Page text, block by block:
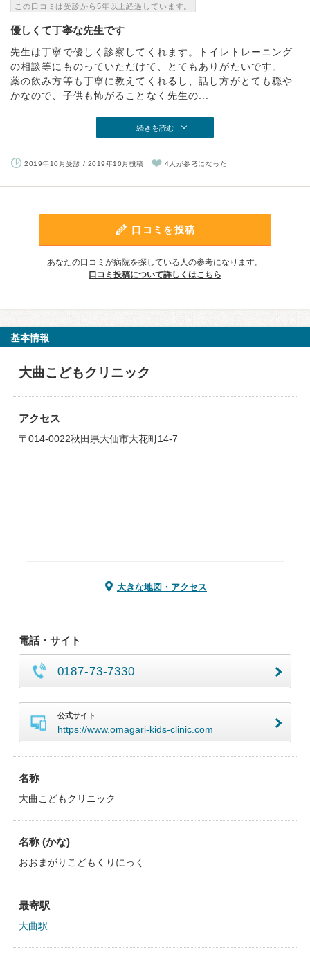
この口コミは受診から5年以上経過しています。
優しくて丁寧な先生です
先生は丁寧で優しく診察してくれます。トイレトレーニング
の相談等にものっていただけて、とてもありがたいです。
薬の飲み方等も丁寧に教えてくれるし、話し方がとても穏や
かなので、子供も怖がることなく先生の...
続きを読む
2019年10月受診 / 2019年10月投稿 4人が参考になった
口コミを投稿
あなたの口コミが病院を探している人の参考になります。
口コミ投稿について詳しくはこちら
基本情報
大曲こどもクリニック
アクセス
〒014-0022秋田県大仙市大花町14-7
大きな地図・アクセス
電話・サイト
0187-73-7330
公式サイト
https://www.omagari-kids-clinic.com
名称
大曲こどもクリニック
名称 (かな)
おおまがりこどもくりにっく
最寄駅
大曲駅